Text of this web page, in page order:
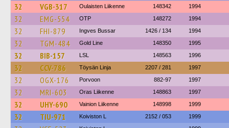
32 VGB-317 Oulaisten Liikenne 148342 1994
32 EMG-554 OTP 148272 1994
32 FHI-879 Ingves Bussar 1426 / 134 1994
32 TGM-484 Gold Line 148350 1995
32 BIB-157 LSL 148563 1996
32 CCV-786 Töysän Linja 2207 / 281 1997
32 OGX-176 Porvoon 882-97 1997
32 MRI-603 Oras Liikenne 148863 1997
32 UHY-690 Vainion Liikenne 148998 1999
32 TIU-971 Koiviston L 2152 / 053 1999